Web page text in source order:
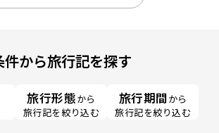
件から旅行記を探す
旅行形態 から
旅行記を絞り込む
旅行期間 から
旅行記を絞り込む